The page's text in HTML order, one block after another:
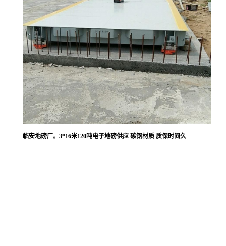
临安地磅厂。3*16米120吨电子地磅供应 碳钢材质 质保时间久